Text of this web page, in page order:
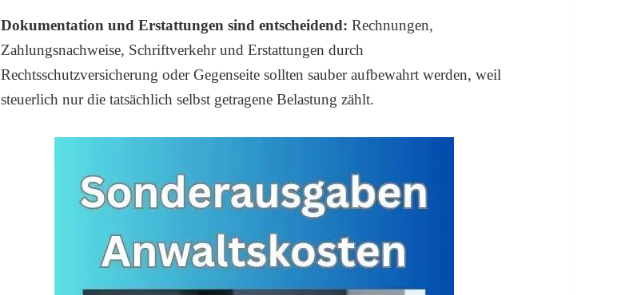
Dokumentation und Erstattungen sind entscheidend: Rechnungen,
Zahlungsnachweise, Schriftverkehr und Erstattungen durch
Rechtsschutzversicherung oder Gegenseite sollten sauber aufbewahrt werden, weil
steuerlich nur die tatsächlich selbst getragene Belastung zählt.